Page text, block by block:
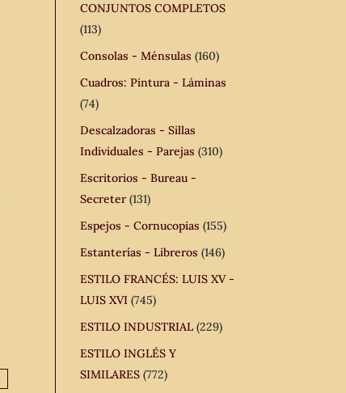
CONJUNTOS COMPLETOS
(113)
Consolas - Ménsulas (160)
Cuadros: Pintura - Láminas
(74)
Descalzadoras - Sillas
Individuales - Parejas (310)
Escritorios - Bureau -
Secreter (131)
Espejos - Cornucopias (155)
Estanterías - Libreros (146)
ESTILO FRANCÉS: LUIS XV -
LUIS XVI (745)
ESTILO INDUSTRIAL (229)
ESTILO INGLÉS Y
SIMILARES (772)